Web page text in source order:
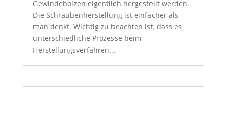
Gewindebolzen eigentlich hergestellt werden.
Die Schraubenherstellung ist einfacher als
man denkt. Wichtig zu beachten ist, dass es
unterschiedliche Prozesse beim
Herstellungsverfahren...